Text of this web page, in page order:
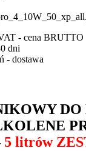
- cena BRUTTO
dni
- dostawa
5 litrów